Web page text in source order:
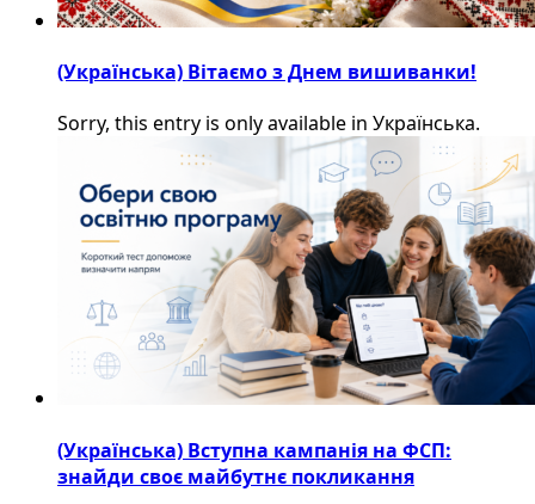
(Українська) Вітаємо з Днем вишиванки!
Sorry, this entry is only available in Українська.
(Українська) Вступна кампанія на ФСП:
знайди своє майбутнє покликання